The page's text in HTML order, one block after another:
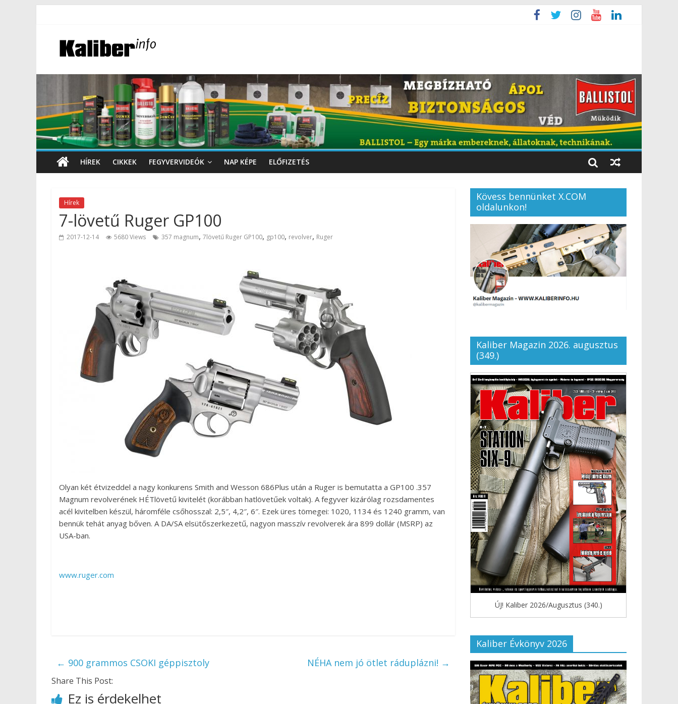
HÍREK CIKKEK FEGYVERVIDEÓK NAP KÉPE ELŐFIZETÉS
Hírek
7-lövetű Ruger GP100
2017-12-14 5680 Views 357 magnum, 7lövetű Ruger GP100, gp100, revolver, Ruger
Olyan két étvizeddel a nagy konkurens Smith and Wesson 686Plus után a Ruger is bemutatta a GP100 .357
Magnum revolverének HÉTlövetű kivitelét (korábban hatlövetűek voltak). A fegyver kizárólag rozsdamentes
acél kivitelben készül, háromféle csőhosszal: 2,5″, 4,2″, 6″. Ezek üres tömegei: 1020, 1134 és 1240 gramm, van
bennük tehát anyag bőven. A DA/SA elsütőszerkezetű, nagyon masszív revolverek ára 899 dollár (MSRP) az
USA-ban.
www.ruger.com
← 900 grammos CSOKI géppisztoly NÉHA nem jó ötlet ráduplázni! →
Share This Post:
Ez is érdekelhet
Kövess bennünket X.COM
oldalunkon!
Kaliber Magazin 2026. augusztus
(349.)
ÚJ! Kaliber 2026/Augusztus (340.)
Kaliber Évkönyv 2026